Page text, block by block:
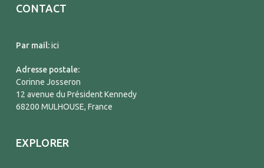
CONTACT
Par mail:ici
Adresse postale:
Corinne Josseron
12 avenue du Président Kennedy
68200 MULHOUSE, France
EXPLORER